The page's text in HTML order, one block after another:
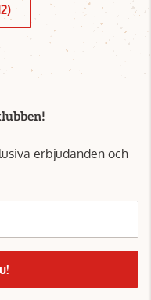
erbjudanden och